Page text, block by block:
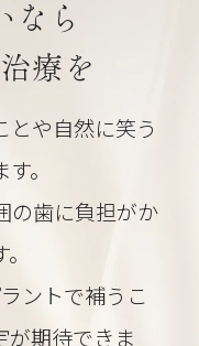
なら
療を
とや自然に笑う
。
の歯に負担がか
ントで補うこ
が期待できま